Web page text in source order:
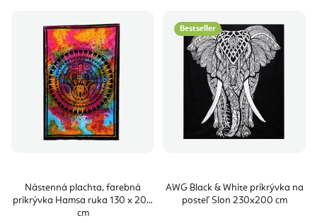
Nástenná plachta, farebná
prikrývka Hamsa ruka 130 x 200
cm
Bestseller
AWG Black & White prikrývka na
posteľ Slon 230x200 cm